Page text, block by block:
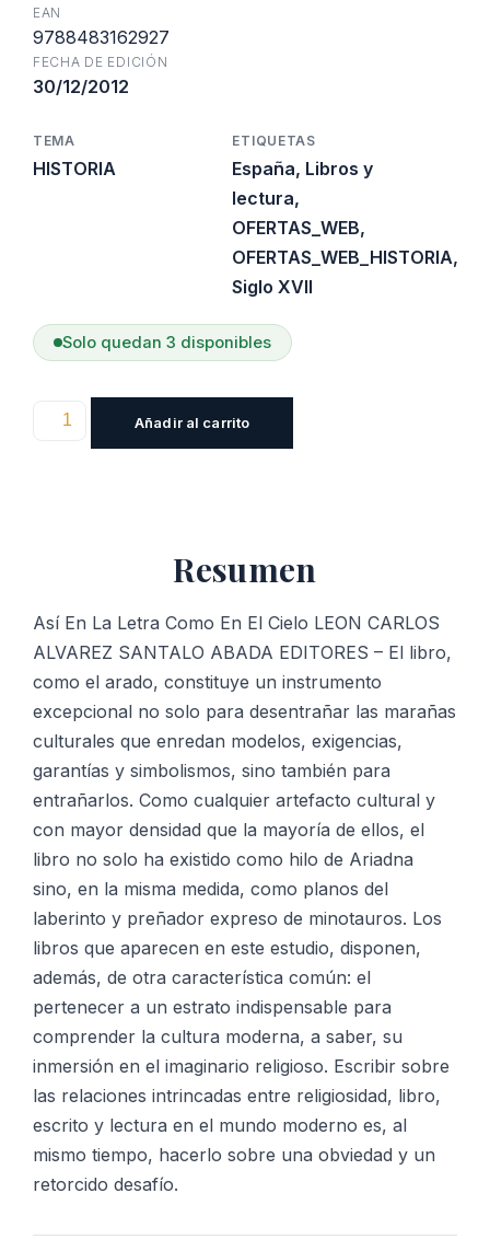
$28.000.
EAN
9788483162927
FECHA DE EDICIÓN
30/12/2012
TEMA
HISTORIA
ETIQUETAS
España, Libros y
lectura,
OFERTAS_WEB,
OFERTAS_WEB_HISTORIA,
Siglo XVII
Solo quedan 3 disponibles
Cielo
cantidad
Añadir al carrito
Resumen
Así En La Letra Como En El Cielo LEON CARLOS
ALVAREZ SANTALO ABADA EDITORES – El libro,
como el arado, constituye un instrumento
excepcional no solo para desentrañar las marañas
culturales que enredan modelos, exigencias,
garantías y simbolismos, sino también para
entrañarlos. Como cualquier artefacto cultural y
con mayor densidad que la mayoría de ellos, el
libro no solo ha existido como hilo de Ariadna
sino, en la misma medida, como planos del
laberinto y preñador expreso de minotauros. Los
libros que aparecen en este estudio, disponen,
además, de otra característica común: el
pertenecer a un estrato indispensable para
comprender la cultura moderna, a saber, su
inmersión en el imaginario religioso. Escribir sobre
las relaciones intrincadas entre religiosidad, libro,
escrito y lectura en el mundo moderno es, al
mismo tiempo, hacerlo sobre una obviedad y un
retorcido desafío.